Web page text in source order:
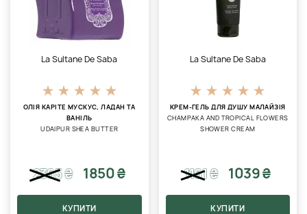
La Sultane De Saba
ОЛІЯ КАРІТЕ МУСКУС, ЛАДАН ТА
ВАНІЛЬ
UDAIPUR SHEA BUTTER
2365₴ 1850 ₴
КУПИТИ
La Sultane De Saba
КРЕМ-ГЕЛЬ ДЛЯ ДУШУ МАЛАЙЗІЯ
CHAMPAKA AND TROPICAL FLOWERS
SHOWER CREAM
1161₴ 1039 ₴
КУПИТИ